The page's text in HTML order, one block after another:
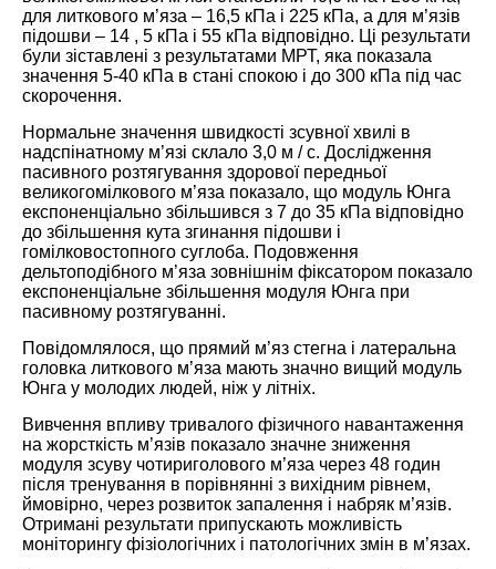
для литкового м’яза – 16,5 кПа і 225 кПа, а для м’язів
підошви – 14 , 5 кПа і 55 кПа відповідно. Ці результати
були зіставлені з результатами МРТ, яка показала
значення 5-40 кПа в стані спокою і до 300 кПа під час
скорочення.
Нормальне значення швидкості зсувної хвилі в
надспінатному м’язі склало 3,0 м / с. Дослідження
пасивного розтягування здорової передньої
великогомілкового м’яза показало, що модуль Юнга
експоненціально збільшився з 7 до 35 кПа відповідно
до збільшення кута згинання підошви і
гомілковостопного суглоба. Подовження
дельтоподібного м’яза зовнішнім фіксатором показало
експоненціальне збільшення модуля Юнга при
пасивному розтягуванні.
Повідомлялося, що прямий м’яз стегна і латеральна
головка литкового м’яза мають значно вищий модуль
Юнга у молодих людей, ніж у літніх.
Вивчення впливу тривалого фізичного навантаження
на жорсткість м’язів показало значне зниження
модуля зсуву чотириголового м’яза через 48 годин
після тренування в порівнянні з вихідним рівнем,
ймовірно, через розвиток запалення і набряк м’язів.
Отримані результати припускають можливість
моніторингу фізіологічних і патологічних змін в м’язах.